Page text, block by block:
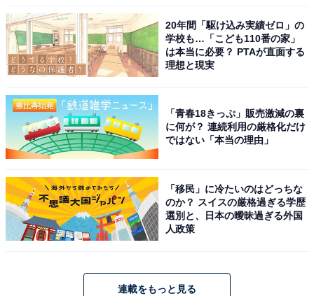
20年間「駆け込み実績ゼロ」の
学校も…「こども110番の家」
は本当に必要？ PTAが直面する
理想と現実
「青春18きっぷ」販売激減の裏
に何が？ 連続利用の厳格化だけ
ではない「本当の理由」
「移民」に冷たいのはどっちな
のか？ スイスの厳格過ぎる学歴
選別と、日本の曖昧過ぎる外国
人政策
連載をもっと見る